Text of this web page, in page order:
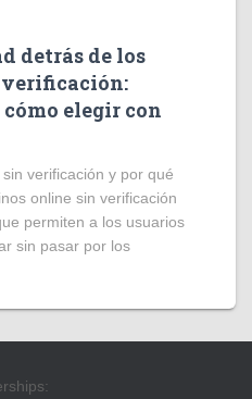
detrás de los
elegir con
verificación y por qué
online sin verificación
permiten a los usuarios
sin pasar por los